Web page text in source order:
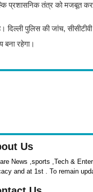
प्रशासनिक तंत्र को मजबूत
दिल्ली पुलिस की जांच,
बना रहेगा।
Us
News ,sports ,Tech &
and at 1st . To remain